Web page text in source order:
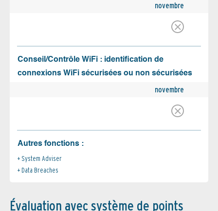
novembre
Conseil/Contrôle WiFi : identification de
connexions WiFi sécurisées ou non sécurisées
novembre
Autres fonctions :
System Adviser
Data Breaches
Évaluation avec système de points